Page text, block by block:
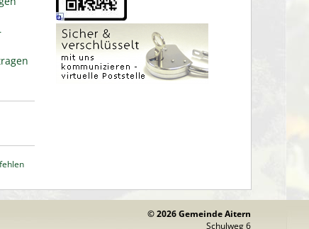
© 2026 Gemeinde Aitern
Schulweg 6